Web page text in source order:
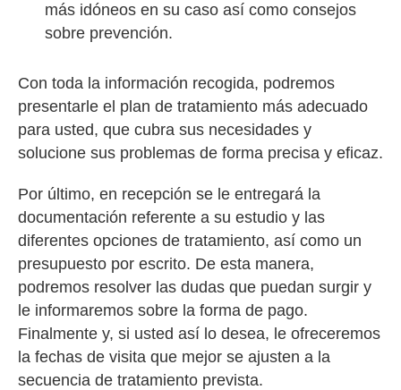
más idóneos en su caso así como consejos
sobre prevención.
Con toda la información recogida, podremos
presentarle el plan de tratamiento más adecuado
para usted, que cubra sus necesidades y
solucione sus problemas de forma precisa y eficaz.
Por último, en recepción se le entregará la
documentación referente a su estudio y las
diferentes opciones de tratamiento, así como un
presupuesto por escrito. De esta manera,
podremos resolver las dudas que puedan surgir y
le informaremos sobre la forma de pago.
Finalmente y, si usted así lo desea, le ofreceremos
la fechas de visita que mejor se ajusten a la
secuencia de tratamiento prevista.